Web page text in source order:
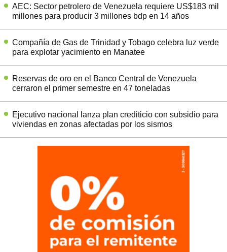
AEC: Sector petrolero de Venezuela requiere US$183 mil
millones para producir 3 millones bdp en 14 años
Compañía de Gas de Trinidad y Tobago celebra luz verde
para explotar yacimiento en Manatee
Reservas de oro en el Banco Central de Venezuela
cerraron el primer semestre en 47 toneladas
Ejecutivo nacional lanza plan crediticio con subsidio para
viviendas en zonas afectadas por los sismos